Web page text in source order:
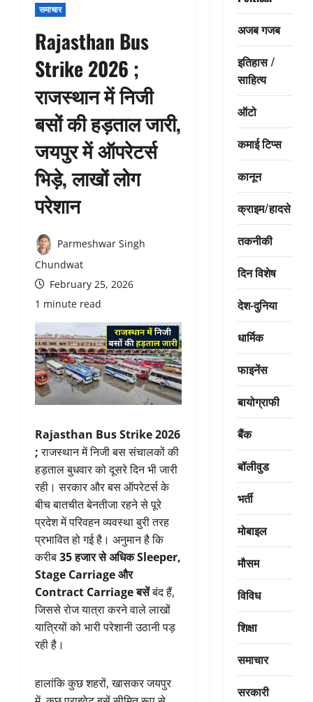
समाचार
Rajasthan Bus
Strike 2026 ;
राजस्थान में निजी
बसों की हड़ताल जारी,
जयपुर में ऑपरेटर्स
भिड़े, लाखों लोग
परेशान
Parmeshwar Singh
Chundwat
February 25, 2026
1 minute read
Rajasthan Bus Strike 2026
;राजस्थान में निजी बस संचालकों की
हड़ताल बुधवार को दूसरे दिन भी जारी
रही। सरकार और बस ऑपरेटर्स के
बीच बातचीत बेनतीजा रहने से पूरे
प्रदेश में परिवहन व्यवस्था बुरी तरह
प्रभावित हो गई है। अनुमान है कि
करीब35 हजार से अधिक Sleeper,
Stage Carriage और
Contract Carriage बसेंबंद हैं,
जिससे रोज यात्रा करने वाले लाखों
यात्रियों को भारी परेशानी उठानी पड़
रही है।
हालांकि कुछ शहरों, खासकर जयपुर
अजब गजब
इतिहास /
साहित्य
ऑटो
कमाई टिप्स
कानून
क्राइम/हादसे
तकनीकी
दिन विशेष
देश-दुनिया
धार्मिक
फाइनेंस
बायोग्राफी
बैंक
बॉलीवुड
भर्ती
मोबाइल
मौसम
विविध
शिक्षा
समाचार
सरकारी